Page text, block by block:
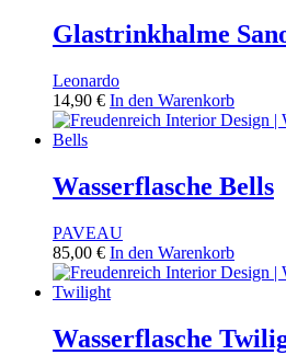
Glastrinkhalme
Leonardo
14,90 € In den Warenkorb
Wasserflasche Bells
PAVEAU
85,00 € In den Warenkorb
Wasserflasche